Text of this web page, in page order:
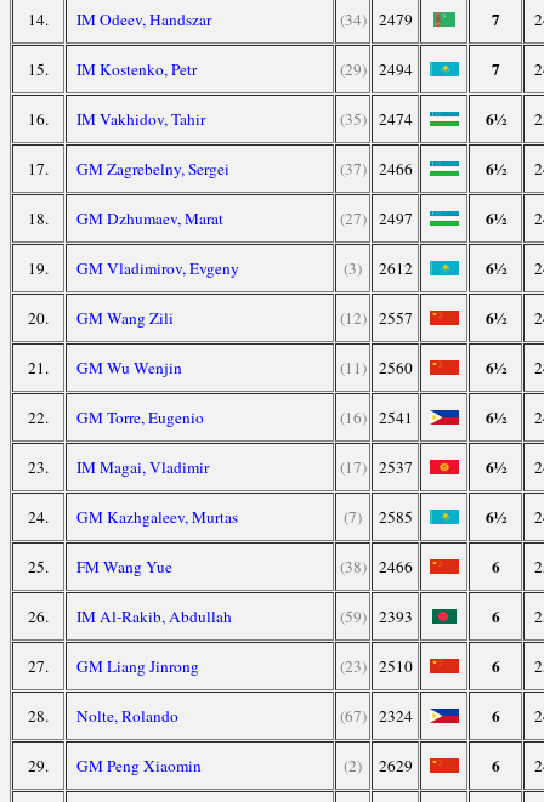
14. IM Odeev, Handszar (34) 2479 7
15. IM Kostenko, Petr (29) 2494 7
16. IM Vakhidov, Tahir (35) 2474 6½
17. GM Zagrebelny, Sergei (37) 2466 6½
18. GM Dzhumaev, Marat (27) 2497 6½
19. GM Vladimirov, Evgeny (3) 2612 6½
20. GM Wang Zili (12) 2557 6½
21. GM Wu Wenjin (11) 2560 6½
22. GM Torre, Eugenio (16) 2541 6½
23. IM Magai, Vladimir (17) 2537 6½
24. GM Kazhgaleev, Murtas (7) 2585 6½
25. FM Wang Yue (38) 2466 6
26. IM Al-Rakib, Abdullah (59) 2393 6
27. GM Liang Jinrong (23) 2510 6
28. Nolte, Rolando (67) 2324 6
29. GM Peng Xiaomin (2) 2629 6